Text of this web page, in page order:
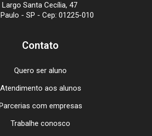
Largo Santa Cecília, 47
- SP - Cep: 01225-010
Contato
Quero ser aluno
Atendimento aos alunos
Parcerias com empresas
Trabalhe conosco